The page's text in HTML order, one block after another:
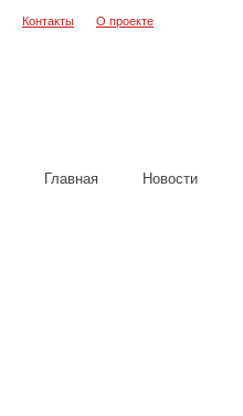
Контакты О проекте
Главная Новости